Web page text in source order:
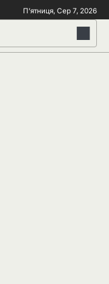
П’ятниця, Сер 7, 2026